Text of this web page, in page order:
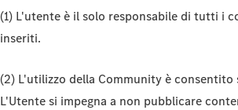
(1) L'utente è il solo responsabile di tutti i
inseriti.
(2) L'utilizzo della Community è consentito
L'Utente si impegna a non pubblicare